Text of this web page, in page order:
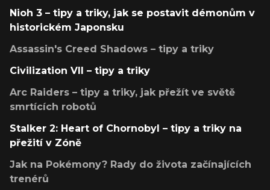
Nioh 3 – tipy a triky, jak se postavit démonům v
historickém Japonsku
Assassin's Creed Shadows – tipy a triky
Civilization VII – tipy a triky
Arc Raiders – tipy a triky, jak přežít ve světě
smrtících robotů
Stalker 2: Heart of Chornobyl – tipy a triky na
přežití v Zóně
Jak na Pokémony? Rady do života začínajících
trenérů